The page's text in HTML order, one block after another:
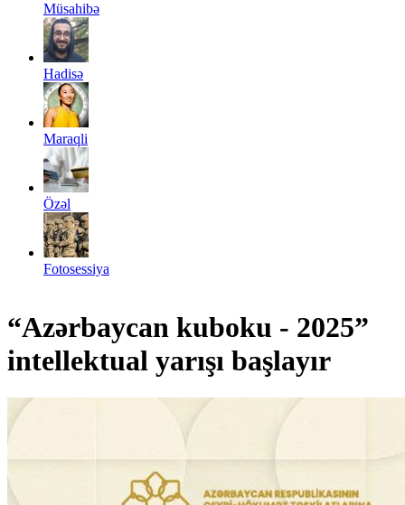
Müsahibə
Hadisə
Maraqli
Özəl
Fotosessiya
“Azərbaycan kuboku - 2025”
intellektual yarışı başlayır